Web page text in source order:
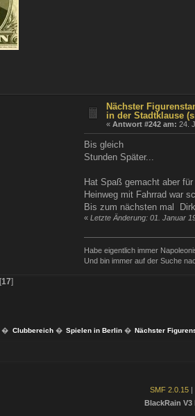
Nächster
in der Stadtklause
«Antwort #242 am: 24.
Bis gleich
Stunden Später...
Hat Spaß gemacht aber
Heinweg mit Fahrrad war
Bis zum nächsten mal Dirk
« Letzte Änderung: 01. Januar
Habe eigentlich immer
Und bin immer auf der Suche
[17]
� Clubbereich� Spielen in Berlin� Nächster
SMF 2.0.15
BlackRain V3